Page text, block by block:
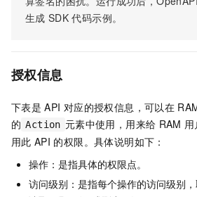
生成 SDK 代码示例。
授权信息
下表是 API 对应的授权信息，可以在
的 Action 元素中使用，用来给 RAM
用此 API 的权限。具体说明如下：
操作：是指具体的权限点。
访问级别：是指每个操作的访问级别，